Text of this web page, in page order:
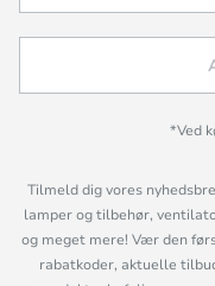
*Ved
Tilmeld dig vores
lamper og tilbehør,
og meget mere! Vær den
rabatkoder, aktuelle